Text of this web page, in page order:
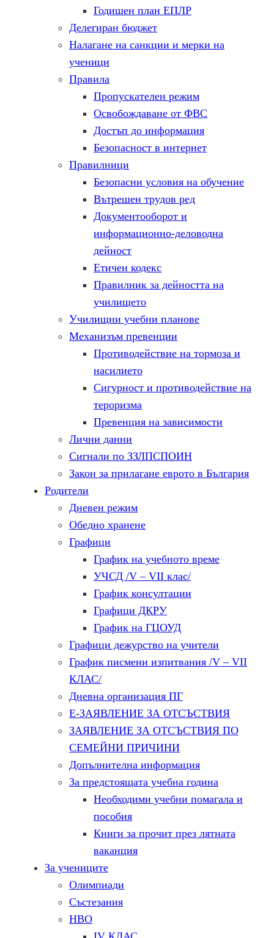
Годишен план ЕПЛР
Делегиран бюджет
Налагане на санкции и мерки на
ученици
Правила
Пропускателен режим
Освобождаване от ФВС
Достъп до информация
Безопасност в интернет
Правилници
Безопасни условия на обучение
Вътрешен трудов ред
Документооборот и
информационно-деловодна
дейност
Етичен кодекс
Правилник за дейността на
училището
Училищни учебни планове
Механизъм превенции
Противодействие на тормоза и
насилието
Сигурност и противодействие на
тероризма
Превенция на зависимости
Лични данни
Сигнали по ЗЗЛПСПОИН
Закон за прилагане еврото в България
Родители
Дневен режим
Обедно хранене
Графици
График на учебното време
УЧСД /V – VII клас/
График консултации
Графици ДКРУ
График на ГЦОУД
Графици дежурство на учители
График писмени изпитвания /V – VII
КЛАС/
Дневна организация ПГ
Е-ЗАЯВЛЕНИЕ ЗА ОТСЪСТВИЯ
ЗАЯВЛЕНИЕ ЗА ОТСЪСТВИЯ ПО
СЕМЕЙНИ ПРИЧИНИ
Допълнителна информация
За предстоящата учебна година
Необходими учебни помагала и
пособия
Книги за прочит през лятната
ваканция
За учениците
Олимпиади
Състезания
НВО